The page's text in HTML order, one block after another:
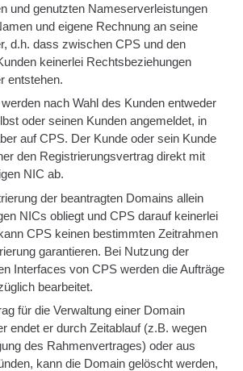
und genutzten Nameserverleistungen
und eigene Rechnung an seine
d.h. dass zwischen CPS und den
keinerlei Rechtsbeziehungen
entstehen.
nach Wahl des Kunden entweder
oder seinen Kunden angemeldet, in
auf CPS. Der Kunde oder sein Kunde
den Registrierungsvertrag direkt mit
NIC ab.
der beantragten Domains allein
NICs obliegt und CPS darauf keinerlei
CPS keinen bestimmten Zeitrahmen
garantieren. Bei Nutzung der
Interfaces von CPS werden die Aufträge
bearbeitet.
für die Verwaltung einer Domain
endet er durch Zeitablauf (z.B. wegen
des Rahmenvertrages) oder aus
kann die Domain gelöscht werden,